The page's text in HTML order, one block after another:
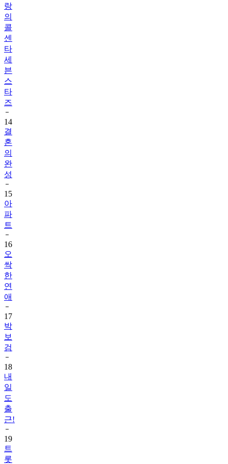
랑
의
콜
센
타
세
븐
스
타
즈
14
결
혼
의
완
성
15
아
파
트
16
오
싹
한
연
애
17
박
보
검
18
내
일
도
출
근!
19
트
롯